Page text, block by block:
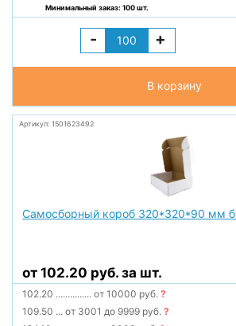
Минимальный заказ: 100 шт.
- +
В корзину
Артикул: 1501623492
Самосборный короб 320*320*90 мм
от 102.20 руб. за шт.
102.20 ............... от 10000 руб.?
109.50 ... от 3001 до 9999 руб.?